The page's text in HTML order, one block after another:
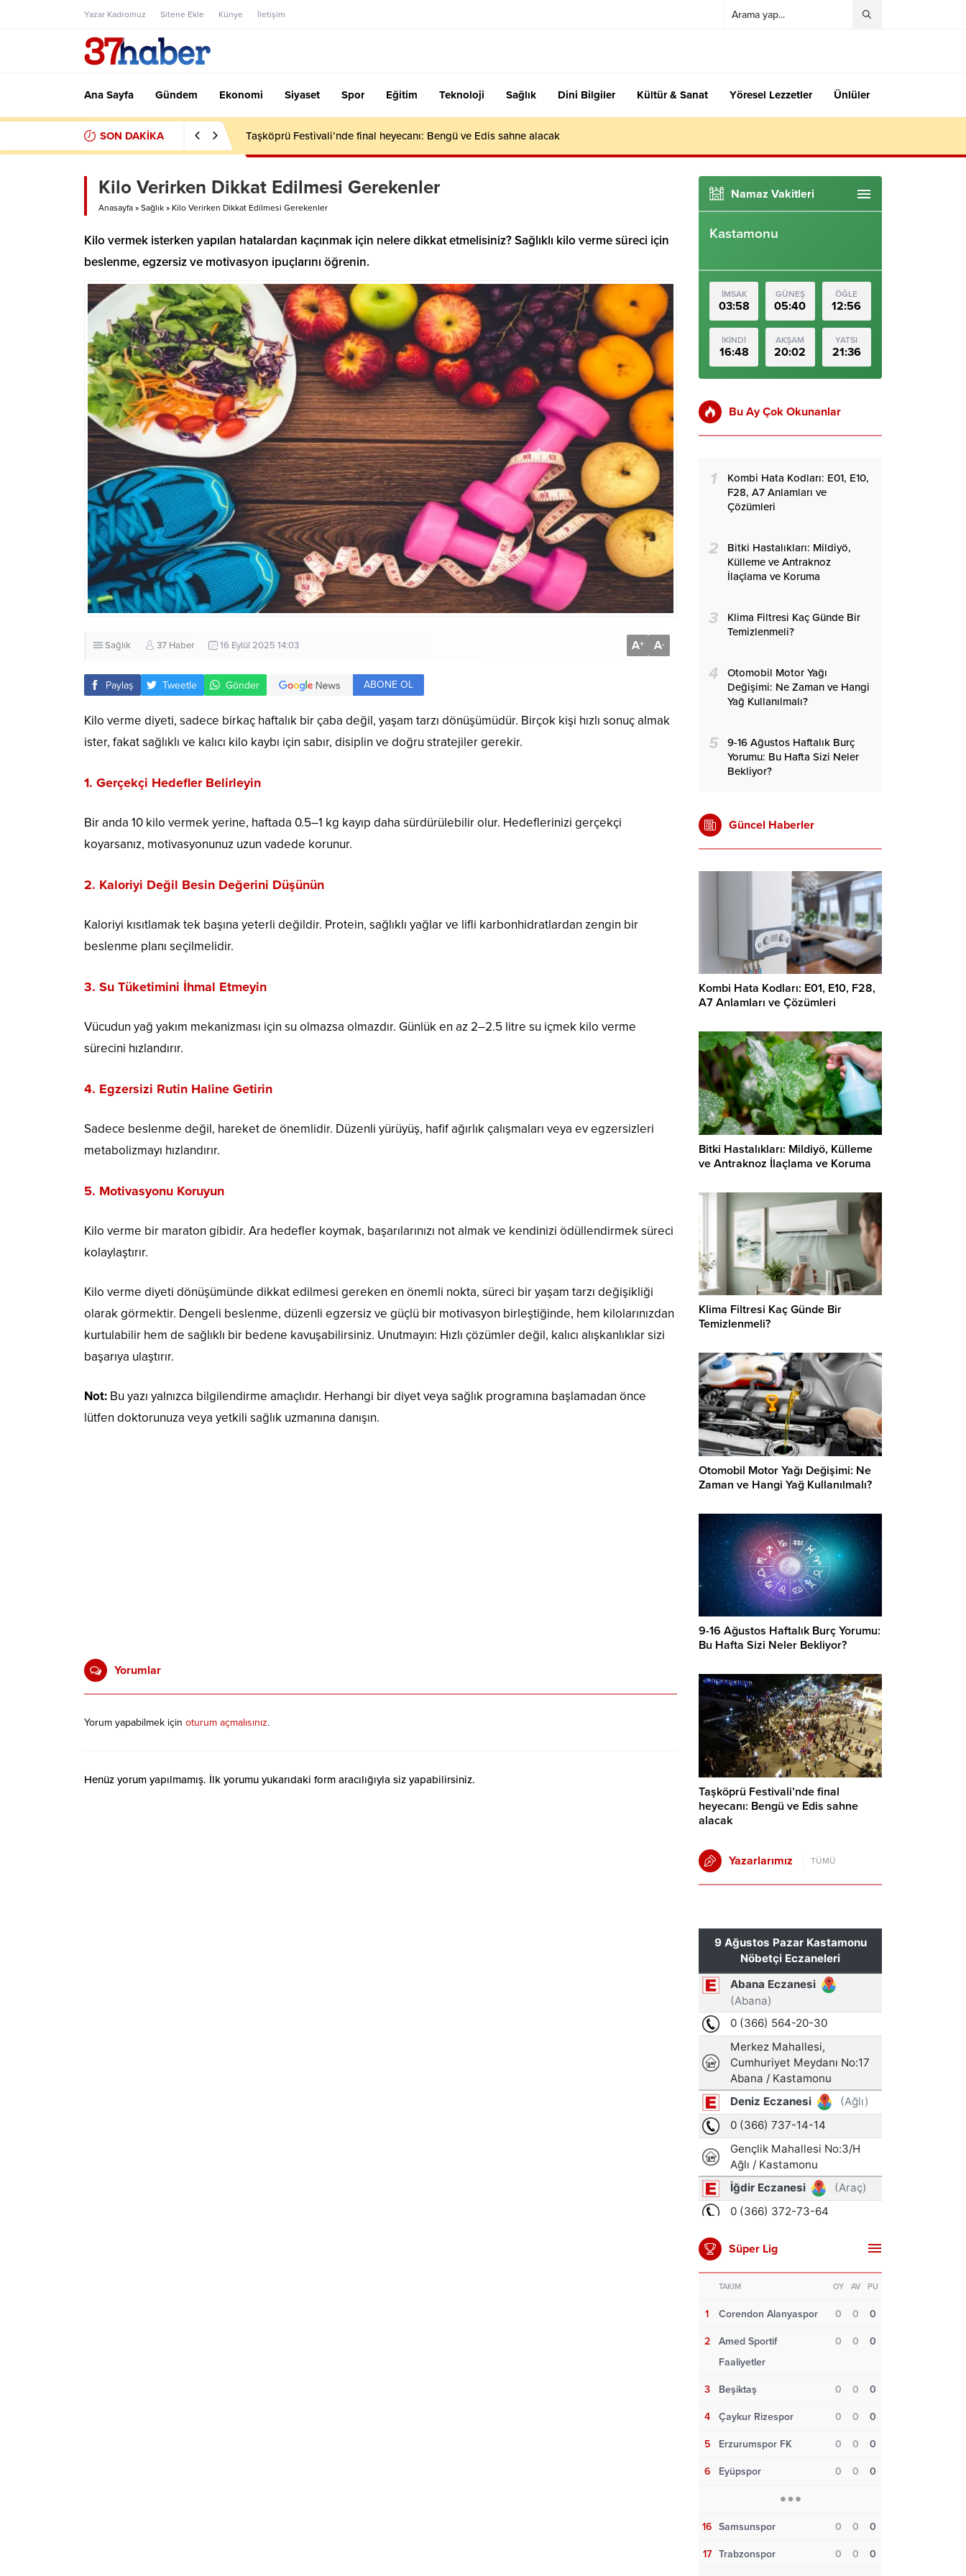
Yazar Kadromuz Sitene Ekle Künye İletişim
Ana Sayfa Gündem Ekonomi Siyaset Spor Eğitim Teknoloji Sağlık Dini Bilgiler Kültür & Sanat Yöresel Lezzetler Ünlüler
SON DAKİKA Taşköprü Festivali’nde final heyecanı: Bengü ve Edis sahne alacak
Kilo Verirken Dikkat Edilmesi Gerekenler
Anasayfa » Sağlık » Kilo Verirken Dikkat Edilmesi Gerekenler
Kilo vermek isterken yapılan hatalardan kaçınmak için nelere dikkat etmelisiniz? Sağlıklı kilo verme süreci için
beslenme, egzersiz ve motivasyon ipuçlarını öğrenin.
Sağlık 37 Haber 16 Eylül 2025 14:03 A+ A-
Paylaş Tweetle Gönder ABONE OL
Kilo verme diyeti, sadece birkaç haftalık bir çaba değil, yaşam tarzı dönüşümüdür. Birçok kişi hızlı sonuç almak
ister, fakat sağlıklı ve kalıcı kilo kaybı için sabır, disiplin ve doğru stratejiler gerekir.
1. Gerçekçi Hedefler Belirleyin
Bir anda 10 kilo vermek yerine, haftada 0.5–1 kg kayıp daha sürdürülebilir olur. Hedeflerinizi gerçekçi
koyarsanız, motivasyonunuz uzun vadede korunur.
2. Kaloriyi Değil Besin Değerini Düşünün
Kaloriyi kısıtlamak tek başına yeterli değildir. Protein, sağlıklı yağlar ve lifli karbonhidratlardan zengin bir
beslenme planı seçilmelidir.
3. Su Tüketimini İhmal Etmeyin
Vücudun yağ yakım mekanizması için su olmazsa olmazdır. Günlük en az 2–2.5 litre su içmek kilo verme
sürecini hızlandırır.
4. Egzersizi Rutin Haline Getirin
Sadece beslenme değil, hareket de önemlidir. Düzenli yürüyüş, hafif ağırlık çalışmaları veya ev egzersizleri
metabolizmayı hızlandırır.
5. Motivasyonu Koruyun
Kilo verme bir maraton gibidir. Ara hedefler koymak, başarılarınızı not almak ve kendinizi ödüllendirmek süreci
kolaylaştırır.
Kilo verme diyeti dönüşümünde dikkat edilmesi gereken en önemli nokta, süreci bir yaşam tarzı değişikliği
olarak görmektir. Dengeli beslenme, düzenli egzersiz ve güçlü bir motivasyon birleştiğinde, hem kilolarınızdan
kurtulabilir hem de sağlıklı bir bedene kavuşabilirsiniz. Unutmayın: Hızlı çözümler değil, kalıcı alışkanlıklar sizi
başarıya ulaştırır.
Not: Bu yazı yalnızca bilgilendirme amaçlıdır. Herhangi bir diyet veya sağlık programına başlamadan önce
lütfen doktorunuza veya yetkili sağlık uzmanına danışın.
Yorumlar
Yorum yapabilmek için oturum açmalısınız.
Henüz yorum yapılmamış. İlk yorumu yukarıdaki form aracılığıyla siz yapabilirsiniz.
Namaz Vakitleri
Kastamonu
İMSAK
03:58
GÜNEŞ
05:40
ÖĞLE
12:56
İKİNDİ
16:48
AKŞAM
20:02
YATSI
21:36
Bu Ay Çok Okunanlar
1
Kombi Hata Kodları: E01, E10,
F28, A7 Anlamları ve
Çözümleri
2
Bitki Hastalıkları: Mildiyö,
Külleme ve Antraknoz
İlaçlama ve Koruma
3
Klima Filtresi Kaç Günde Bir
Temizlenmeli?
4
Otomobil Motor Yağı
Değişimi: Ne Zaman ve Hangi
Yağ Kullanılmalı?
5
9-16 Ağustos Haftalık Burç
Yorumu: Bu Hafta Sizi Neler
Bekliyor?
Güncel Haberler
Kombi Hata Kodları: E01, E10, F28,
A7 Anlamları ve Çözümleri
Bitki Hastalıkları: Mildiyö, Külleme
ve Antraknoz İlaçlama ve Koruma
Klima Filtresi Kaç Günde Bir
Temizlenmeli?
Otomobil Motor Yağı Değişimi: Ne
Zaman ve Hangi Yağ Kullanılmalı?
9-16 Ağustos Haftalık Burç Yorumu:
Bu Hafta Sizi Neler Bekliyor?
Taşköprü Festivali’nde final
heyecanı: Bengü ve Edis sahne
alacak
Yazarlarımız TÜMÜ
Süper Lig
TAKIM OY AV PU
1 Corendon Alanyaspor 0 0 0
2
Amed Sportif
Faaliyetler
0 0 0
3 Beşiktaş 0 0 0
4 Çaykur Rizespor 0 0 0
5 Erzurumspor FK 0 0 0
6 Eyüpspor 0 0 0
16 Samsunspor 0 0 0
17 Trabzonspor 0 0 0